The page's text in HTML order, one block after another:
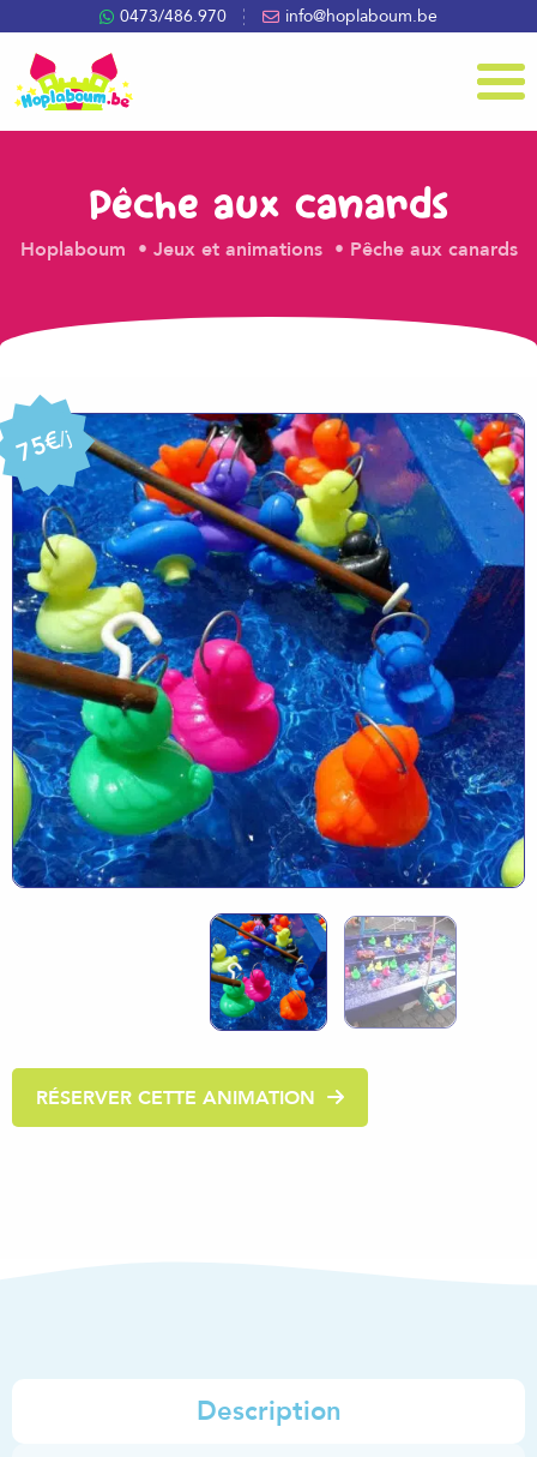
0473/486.970 info@hoplaboum.be
Menu
Pêche aux canards
Hoplaboum Jeux et animations Pêche aux canards
75€/j
RÉSERVER CETTE ANIMATION
Description